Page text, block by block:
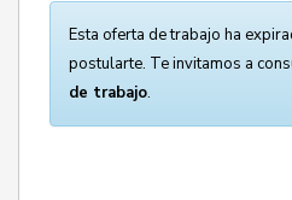
Esta oferta de trabajo ha
postularte. Te invitamos a
de trabajo.